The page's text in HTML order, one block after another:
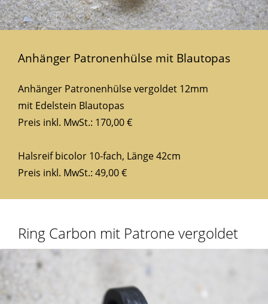
Anhänger Patronenhülse mit Blautopas
Anhänger Patronenhülse vergoldet 12mm
mit Edelstein Blautopas
Preis inkl. MwSt.: 170,00 €
Halsreif bicolor 10-fach, Länge 42cm
Preis inkl. MwSt.: 49,00 €
Ring Carbon mit Patrone vergoldet